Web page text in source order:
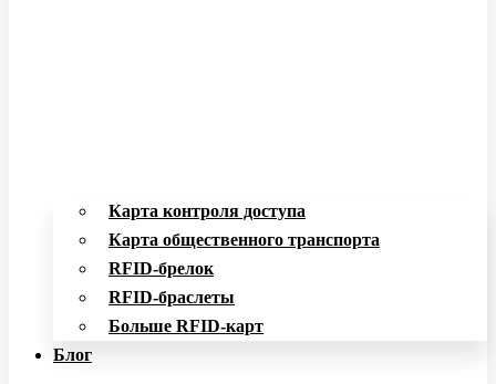
Карта контроля доступа
Карта общественного транспорта
RFID-брелок
RFID-браслеты
Больше RFID-карт
Блог